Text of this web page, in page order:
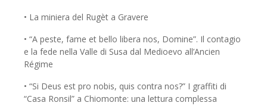
• La miniera del Rugèt a Gravere
• “A peste, fame et bello libera nos, Domine”. Il contagio
e la fede nella Valle di Susa dal Medioevo all’Ancien
Régime
• “Si Deus est pro nobis, quis contra nos?” I graffiti di
“Casa Ronsil” a Chiomonte: una lettura complessa